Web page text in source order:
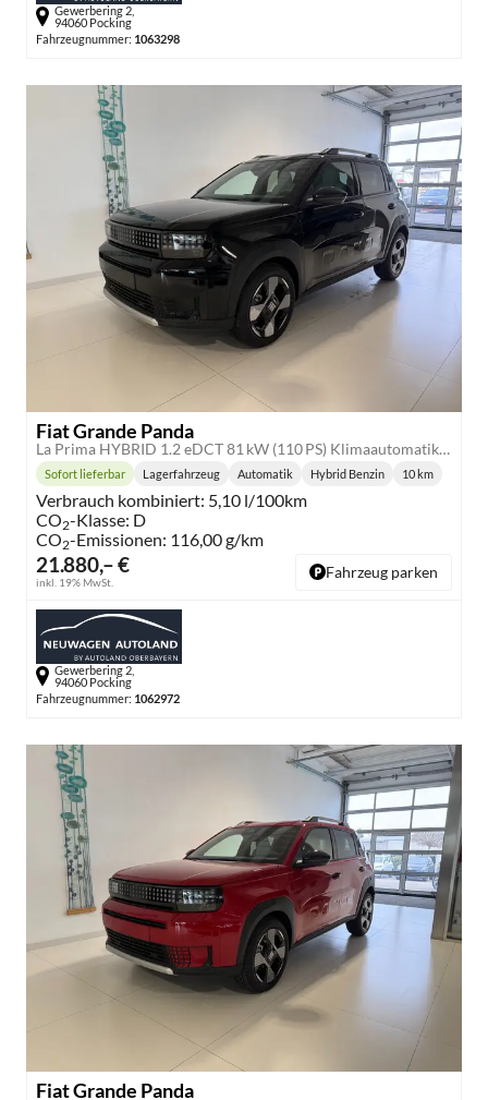
Gewerbering 2,
94060 Pocking
Fahrzeugnummer: 1063298
Fiat Grande Panda
La Prima HYBRID 1.2 eDCT 81 kW (110 PS) Klimaautomatik, Radio, DAB, Navigationssystem, Lenkradheizung, Sitzheizung, Induktionsladen für Smartphones, LED-Scheinwerfer, Lichtsensor, Regensensor, Tempomat, 17 Zoll Leichtmetallfelgen, uvm
21.880,– €
inkl. 19% MwSt.
Lieferzeit:
Sofort lieferbar Lagerfahrzeug
Getriebe:
Automatik
Kraftstoff:
Hybrid Benzin 10 km
Verbrauch kombiniert: 5,10 l/100km
CO2-Klasse: D
CO2-Emissionen: 116,00 g/km
Fahrzeug parken
Gewerbering 2,
94060 Pocking
Fahrzeugnummer: 1062972
Fiat Grande Panda